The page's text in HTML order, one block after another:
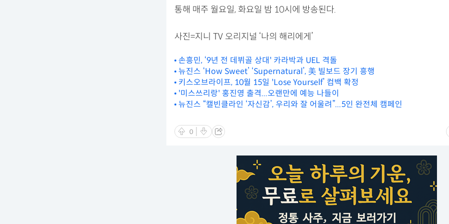
통해 매주 월요일, 화요일 밤 10시에 방송된다.
사진=지니 TV 오리지널 ‘나의 해리에게’
손흥민, ‘9년 전 데뷔골 상대' 카라박과 UEL 격돌
뉴진스 ‘How Sweet’ ‘Supernatural’, 美 빌보드 장기 흥행
키스오브라이프, 10월 15일 'Lose Yourself’ 컴백 확정
'미스쓰리랑' 홍진영 출격...오랜만에 예능 나들이
뉴진스 “캘빈클라인 ‘자신감’, 우리와 잘 어울려”...5인 완전체 캠페인
0